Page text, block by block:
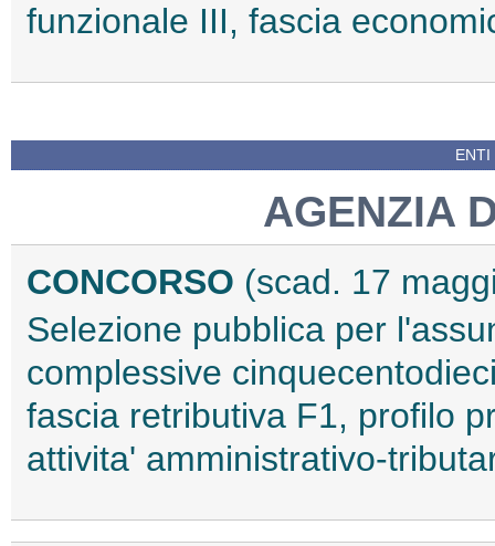
funzionale III, fascia
ENTI
AGENZIA
CONCORSO (scad. 17
Selezione pubblica per
complessive
fascia retributiva F1, profilo
attivita' amministrativo-